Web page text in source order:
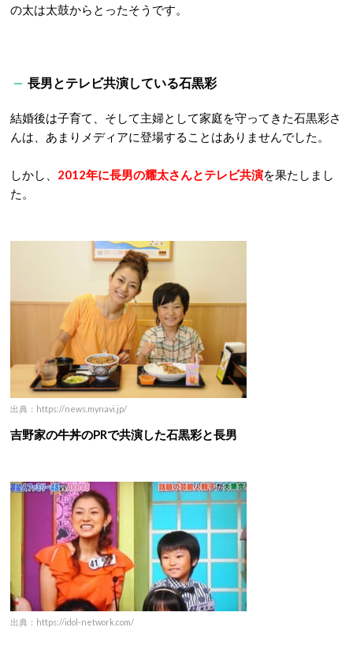
の太は太鼓からとったそうです。
長男とテレビ共演している石黒彩
結婚後は子育て、そして主婦として家庭を守ってきた石黒彩さ
んは、あまりメディアに登場することはありませんでした。
しかし、 2012年に長男の耀太さんとテレビ共演を果たしまし
た。
出典：https://news.mynavi.jp/
吉野家の牛丼のPRで共演した石黒彩と長男
出典：https://idol-network.com/